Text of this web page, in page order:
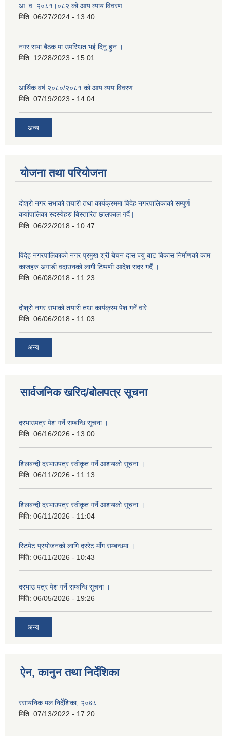
आ. व. २०८१।०८२ को आय व्याय विवरण
मिति: 06/27/2024 - 13:40
नगर सभा बैठक मा उपस्थित भई दिनु हुन ।
मिति: 12/28/2023 - 15:01
आर्थिक वर्ष २०८०/२०८१ को आय व्यय विवरण
मिति: 07/19/2023 - 14:04
अन्य
योजना तथा परियोजना
दोश्रो नगर सभाको तयारी तथा कार्यक्रममा विदेह नगरपालिकाको सम्पुर्ण
कर्यापालिका स्दस्येहरु बिस्तारित छालफाल गर्दै |
मिति: 06/22/2018 - 10:47
विदेह नगरपालिकाको नगर प्रमुख श्री बेचन दास ज्यु बाट बिकास निर्माणको काम
काजहरु अगाडी वदाउनको लागी टिप्पणी आदेश सदर गर्दै ।
मिति: 06/08/2018 - 11:23
दोश्रो नगर सभाको तयारी तथा कार्यक्रम पेश गर्ने वारे
मिति: 06/06/2018 - 11:03
अन्य
सार्वजनिक खरिद/बोलपत्र सूचना
दरभाउपत्र पेश गर्ने सम्बन्धि सूचना ।
मिति: 06/16/2026 - 13:00
शिलबन्दी दरभाउपत्र स्वीकृत गर्ने आशयको सूचना ।
मिति: 06/11/2026 - 11:13
शिलबन्दी दरभाउपत्र स्वीकृत गर्ने आशयको सूचना ।
मिति: 06/11/2026 - 11:04
स्टिमेट प्रयोजनको लागि दररेट माँग सम्बन्धमा ।
मिति: 06/11/2026 - 10:43
दरभाउ पत्र पेश गर्ने सम्बन्धि सूचना ।
मिति: 06/05/2026 - 19:26
अन्य
ऐन, कानुन तथा निर्देशिका
रसायनिक मल निर्देशिका, २०७८
मिति: 07/13/2022 - 17:20